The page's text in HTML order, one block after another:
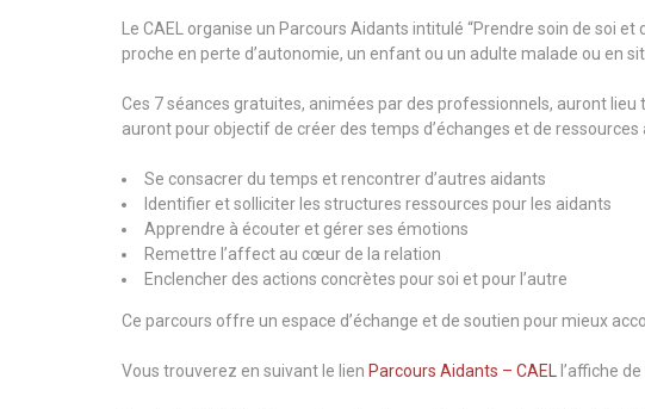
Le CAEL organise un Parcours Aidants intitulé “Prendre soin de soi
proche en perte d’autonomie, un enfant ou un adulte malade ou en
Ces 7 séances gratuites, animées par des professionnels, auront
auront pour objectif de créer des temps d’échanges et de
Se consacrer du temps et rencontrer d’autres aidants
Identifier et solliciter les structures ressources pour les aidants
Apprendre à écouter et gérer ses émotions
Remettre l’affect au cœur de la relation
Enclencher des actions concrètes pour soi et pour l’autre
Ce parcours offre un espace d’échange et de soutien pour mieux
Vous trouverez en suivant le lien Parcours Aidants – CAEL l’affiche